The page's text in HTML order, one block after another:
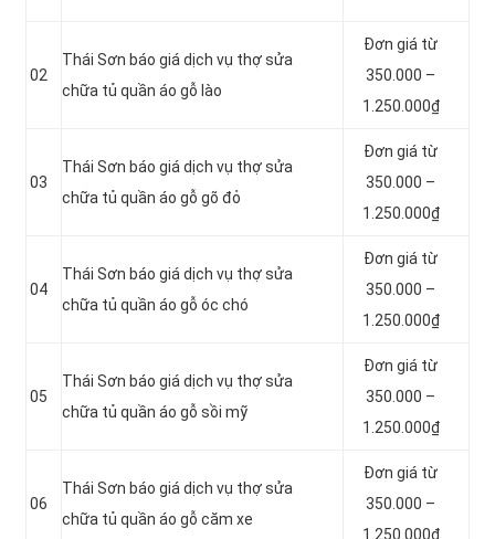
02
Thái Sơn báo giá dịch vụ thợ sửa
chữa tủ quần áo gỗ lào
Đơn giá từ
350.000 –
1.250.000₫
03
Thái Sơn báo giá dịch vụ thợ sửa
chữa tủ quần áo gỗ gõ đỏ
Đơn giá từ
350.000 –
1.250.000₫
04
Thái Sơn báo giá dịch vụ thợ sửa
chữa tủ quần áo gỗ óc chó
Đơn giá từ
350.000 –
1.250.000₫
05
Thái Sơn báo giá dịch vụ thợ sửa
chữa tủ quần áo gỗ sồi mỹ
Đơn giá từ
350.000 –
1.250.000₫
06
Thái Sơn báo giá dịch vụ thợ sửa
chữa tủ quần áo gỗ căm xe
Đơn giá từ
350.000 –
1.250.000₫